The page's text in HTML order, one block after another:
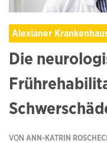
Alexianer
Die
VON ANN-KATRIN